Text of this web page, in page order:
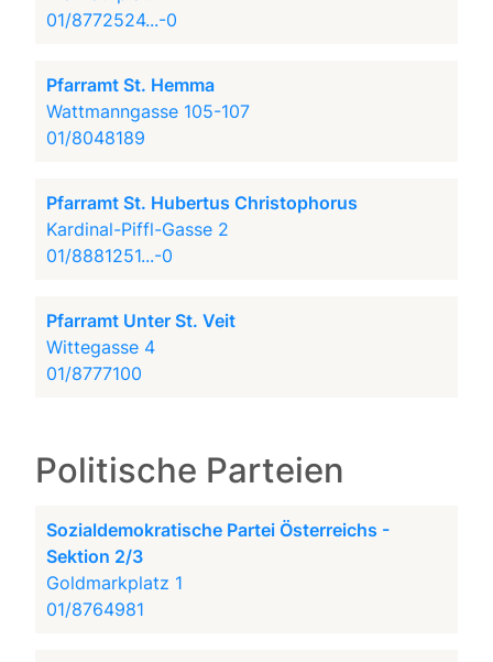
01/8772524...-0
Pfarramt St. Hemma
Wattmanngasse 105-107
01/8048189
Pfarramt St. Hubertus Christophorus
Kardinal-Piffl-Gasse 2
01/8881251...-0
Pfarramt Unter St. Veit
Wittegasse 4
01/8777100
Politische Parteien
Sozialdemokratische Partei Österreichs -
Sektion 2/3
Goldmarkplatz 1
01/8764981